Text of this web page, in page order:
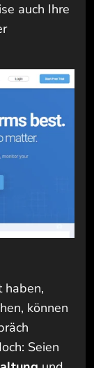
auch Ihre
haben,
können
Seien